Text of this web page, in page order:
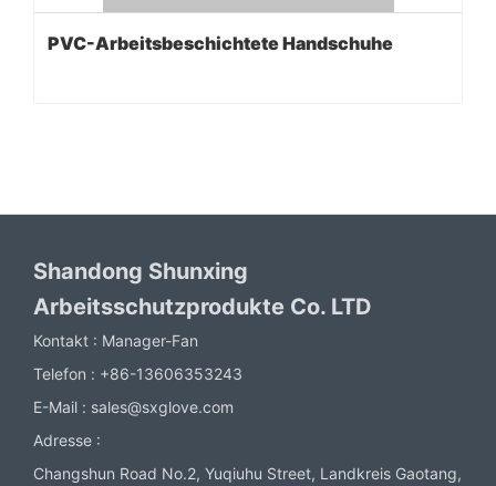
PVC-Arbeitsbeschichtete Handschuhe
Shandong Shunxing
Arbeitsschutzprodukte Co. LTD
Kontakt : Manager-Fan
Telefon : +86-13606353243
E-Mail : sales@sxglove.com
Adresse :
Changshun Road No.2, Yuqiuhu Street, Landkreis Gaotang,